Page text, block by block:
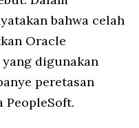
bahwa celah
Oracle
yang digunakan
peretasan
PeopleSoft.